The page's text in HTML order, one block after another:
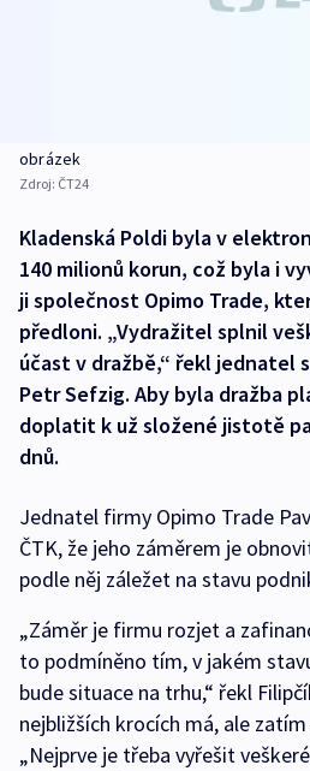
obrázek
Zdroj: ČT24
Kladenská Poldi byla v
140 milionů korun, což byla i
ji společnost Opimo Trade,
předloni. „Vydražitel splnil
účast v dražbě,“ řekl jednatel
Petr Sefzig. Aby byla dražba
doplatit k už složené jistotě
dnů.
Jednatel firmy Opimo Trade
ČTK, že jeho záměrem je
podle něj záležet na stavu
„Záměr je firmu rozjet a
to podmíněno tím, v jakém
bude situace na trhu,“ řekl
nejbližších krocích má, ale
„Nejprve je třeba vyřešit